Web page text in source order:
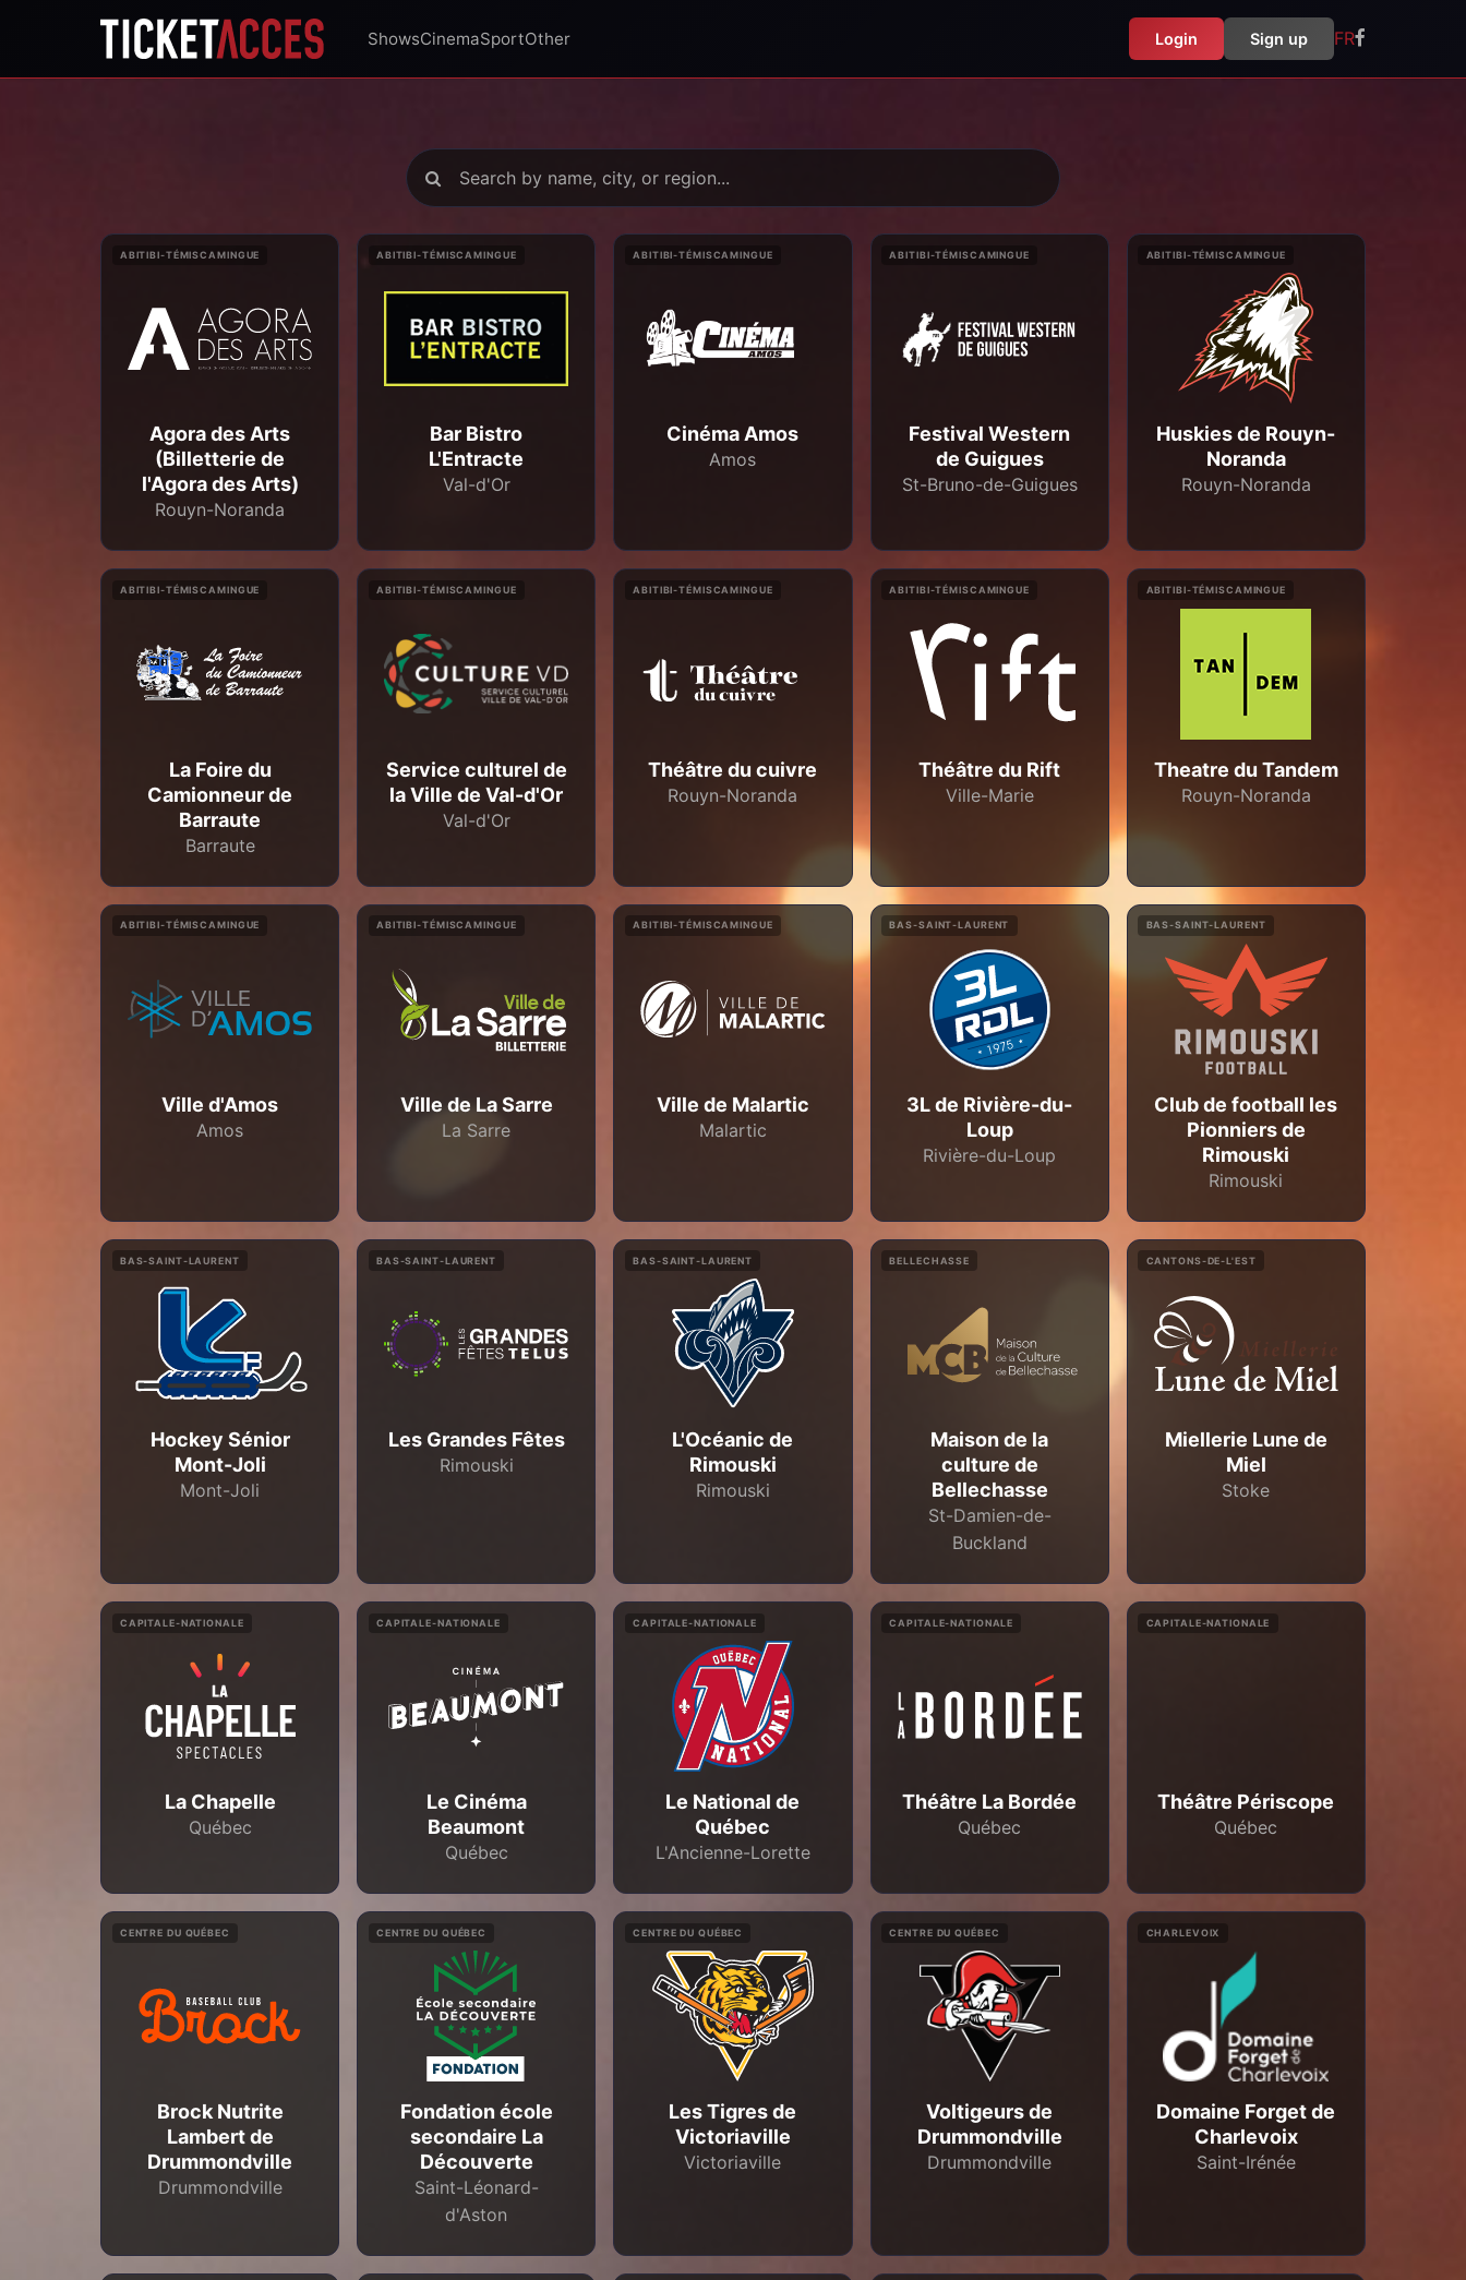
ShowsCinemaSportOther Login Sign up FR
ABITIBI-TÉMISCAMINGUE
Agora des Arts
(Billetterie de
l'Agora des Arts)
Rouyn-Noranda
ABITIBI-TÉMISCAMINGUE
Bar Bistro
L'Entracte
Val-d'Or
ABITIBI-TÉMISCAMINGUE
Cinéma Amos
Amos
ABITIBI-TÉMISCAMINGUE
Festival Western
de Guigues
St-Bruno-de-Guigues
ABITIBI-TÉMISCAMINGUE
Huskies de Rouyn-
Noranda
Rouyn-Noranda
ABITIBI-TÉMISCAMINGUE
La Foire du
Camionneur de
Barraute
Barraute
ABITIBI-TÉMISCAMINGUE
Service culturel de
la Ville de Val-d'Or
Val-d'Or
ABITIBI-TÉMISCAMINGUE
Théâtre du cuivre
Rouyn-Noranda
ABITIBI-TÉMISCAMINGUE
Théâtre du Rift
Ville-Marie
ABITIBI-TÉMISCAMINGUE
Theatre du Tandem
Rouyn-Noranda
ABITIBI-TÉMISCAMINGUE
Ville d'Amos
Amos
ABITIBI-TÉMISCAMINGUE
Ville de La Sarre
La Sarre
ABITIBI-TÉMISCAMINGUE
Ville de Malartic
Malartic
BAS-SAINT-LAURENT
3L de Rivière-du-
Loup
Rivière-du-Loup
BAS-SAINT-LAURENT
Club de football les
Pionniers de
Rimouski
Rimouski
BAS-SAINT-LAURENT
Hockey Sénior
Mont-Joli
Mont-Joli
BAS-SAINT-LAURENT
Les Grandes Fêtes
Rimouski
BAS-SAINT-LAURENT
L'Océanic de
Rimouski
Rimouski
BELLECHASSE
Maison de la
culture de
Bellechasse
St-Damien-de-
Buckland
CANTONS-DE-L'EST
Miellerie Lune de
Miel
Stoke
CAPITALE-NATIONALE
La Chapelle
Québec
CAPITALE-NATIONALE
Le Cinéma
Beaumont
Québec
CAPITALE-NATIONALE
Le National de
Québec
L'Ancienne-Lorette
CAPITALE-NATIONALE
Théâtre La Bordée
Québec
CAPITALE-NATIONALE
Théâtre Périscope
Québec
CENTRE DU QUÉBEC
Brock Nutrite
Lambert de
Drummondville
Drummondville
CENTRE DU QUÉBEC
Fondation école
secondaire La
Découverte
Saint-Léonard-
d'Aston
CENTRE DU QUÉBEC
Les Tigres de
Victoriaville
Victoriaville
CENTRE DU QUÉBEC
Voltigeurs de
Drummondville
Drummondville
CHARLEVOIX
Domaine Forget de
Charlevoix
Saint-Irénée